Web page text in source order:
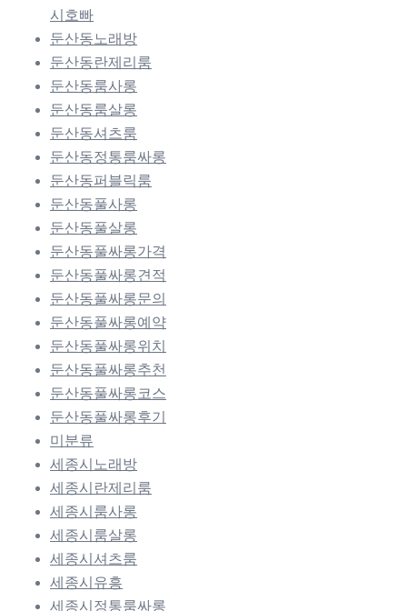
시호빠
둔산동노래방
둔산동란제리룸
둔산동룸사롱
둔산동룸살롱
둔산동셔츠룸
둔산동정통룸싸롱
둔산동퍼블릭룸
둔산동풀사롱
둔산동풀살롱
둔산동풀싸롱가격
둔산동풀싸롱견적
둔산동풀싸롱문의
둔산동풀싸롱예약
둔산동풀싸롱위치
둔산동풀싸롱추천
둔산동풀싸롱코스
둔산동풀싸롱후기
미분류
세종시노래방
세종시란제리룸
세종시룸사롱
세종시룸살롱
세종시셔츠룸
세종시유흥
세종시정통룸싸롱